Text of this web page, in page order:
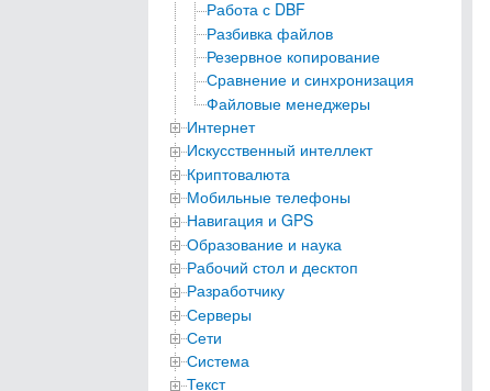
Работа с DBF
Разбивка файлов
Резервное копирование
Сравнение и синхронизация
Файловые менеджеры
Интернет
Искусственный интеллект
Криптовалюта
Мобильные телефоны
Навигация и GPS
Образование и наука
Рабочий стол и десктоп
Разработчику
Серверы
Сети
Система
Текст